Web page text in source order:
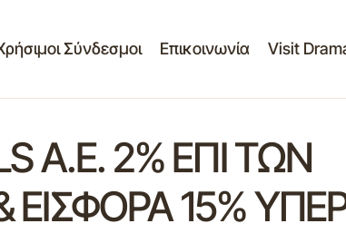
Σύνδεσμοι Επικοινωνία Visit
A.E. 2% ΕΠΙ ΤΩΝ
15%